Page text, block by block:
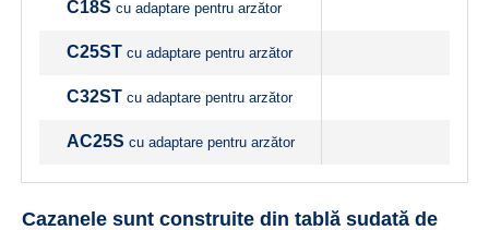
C18S cu adaptare pentru arzător
C25ST cu adaptare pentru arzător
C32ST cu adaptare pentru arzător
AC25S cu adaptare pentru arzător
Cazanele sunt construite din tablă sudată de